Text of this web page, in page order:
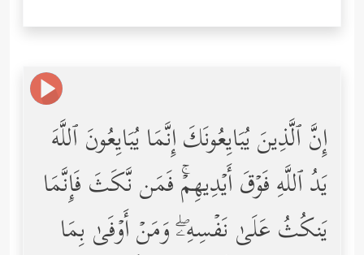
إِنَّ ٱلَّذِینَ یُبَایِعُونَكَ إِنَّمَا یُبَایِعُونَ ٱللَّهَ
یَدُ ٱللَّهِ فَوۡقَ أَیۡدِیهِمۡۚ فَمَن نَّكَثَ فَإِنَّمَا
یَنكُثُ عَلَىٰ نَفۡسِهِۦۖ وَمَنۡ أَوۡفَىٰ بِمَا